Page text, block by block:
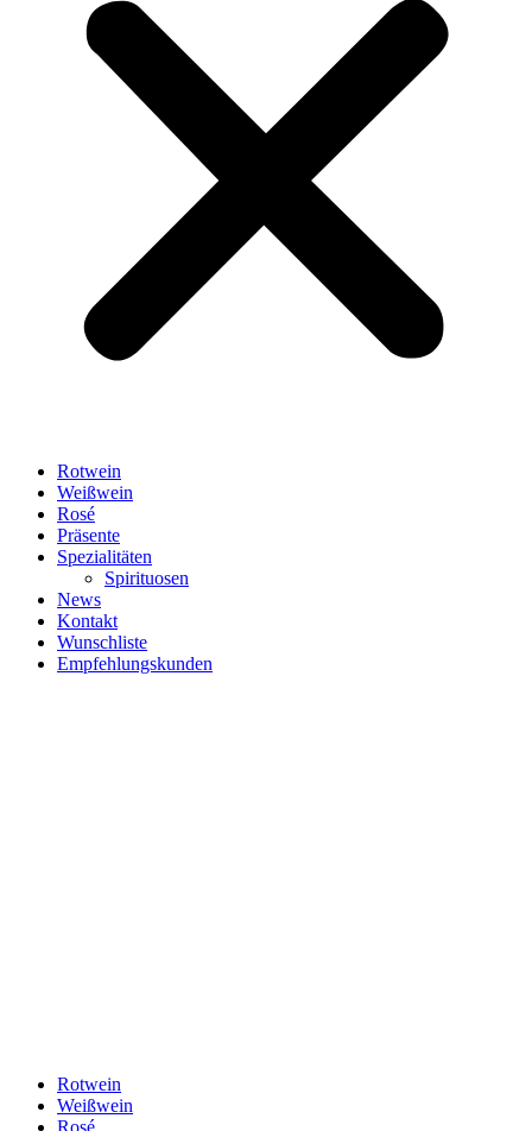
Rotwein
Weißwein
Rosé
Präsente
Spezialitäten
Spirituosen
News
Kontakt
Wunschliste
Empfehlungskunden
Rotwein
Weißwein
Rosé